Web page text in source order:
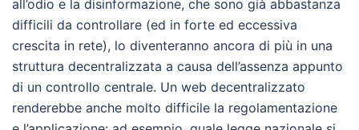
all’odio e la disinformazione, che sono già abbastanza
difficili da controllare (ed in forte ed eccessiva
crescita in rete), lo diventeranno ancora di più in una
struttura decentralizzata a causa dell’assenza appunto
di un controllo centrale. Un web decentralizzato
renderebbe anche molto difficile la regolamentazione